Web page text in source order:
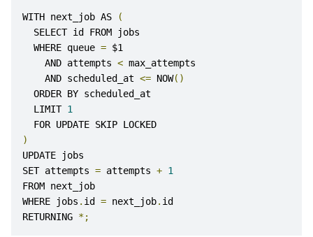
WITH next_job AS
(
  SELECT id FROM jobs
  WHERE queue
= $1
    AND attempts
< max_attempts
    AND scheduled_at
<= NOW()
  ORDER BY scheduled_at
  LIMIT
1
  FOR UPDATE SKIP LOCKED
)
UPDATE jobs
SET attempts = attempts + 1
FROM next_job
WHERE jobs . id = next_job. id
RETURNING *;